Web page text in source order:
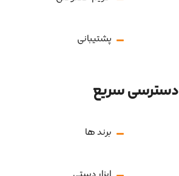
پشتیبانی
دسترسی سریع
برند ها